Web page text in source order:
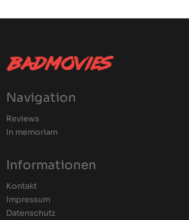
Navigation
Reviews
In memoriam
Informationen
Kontakt
Impressum
Datenschutz